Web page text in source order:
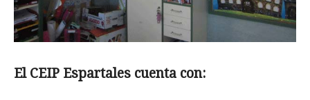
El CEIP Espartales cuenta con: